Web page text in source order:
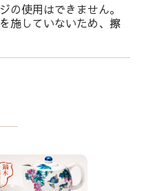
の使用はできません。
施していないため、擦